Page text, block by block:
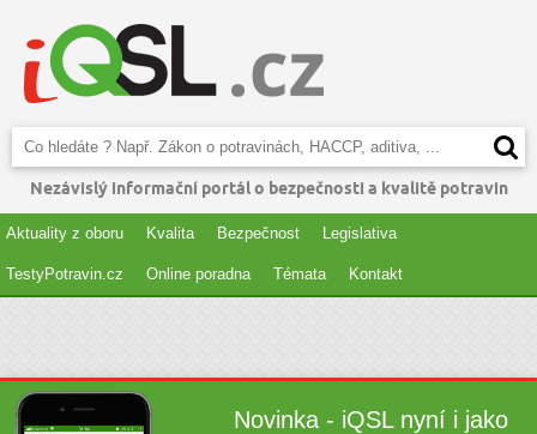
Nezávislý informační portál o bezpečnosti a kvalitě potravin
Aktuality z oboru Kvalita Bezpečnost Legislativa
TestyPotravin.cz Online poradna Témata Kontakt
Novinka - iQSL nyní i jako